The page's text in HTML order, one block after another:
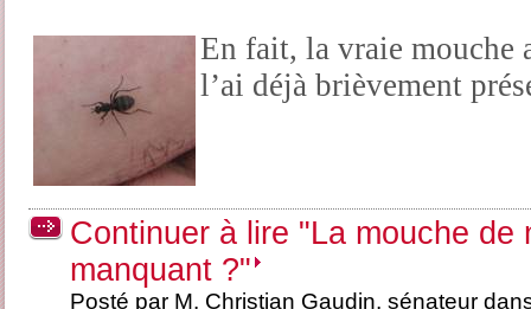
En fait, la vraie mouche
l’ai déjà brièvement
Continuer à lire "La mouche
manquant ?"
Posté par M. Christian Gaudin, sénateur